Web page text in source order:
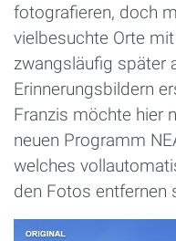
fotografieren, doch
vielbesuchte Orte
zwangsläufig später
Erinnerungsbildern
Franzis möchte hier
neuen Programm
welches
den Fotos entfernen